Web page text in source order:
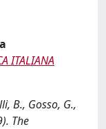
ITALIANA
B., Gosso, G.,
The